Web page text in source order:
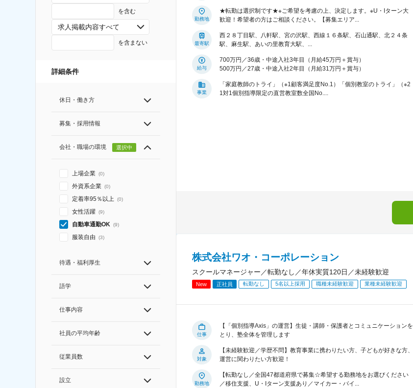
を含む
求人掲載内容すべて
を含まない
詳細条件
休日・働き方
募集・採用情報
会社・職場の環境 選択中
上場企業 (0)
外資系企業 (0)
定着率95％以上 (0)
女性活躍 (9)
自動車通勤OK (9)
服装自由 (3)
待遇・福利厚生
語学
仕事内容
社員の平均年齢
従業員数
設立
勤務地
★転勤は選択制です★※ご希望を考慮の上、決定します。※U・Iターン大
歓迎！希望者の方はご相談ください。【募集エリア...
最寄駅
西２８丁目駅、八軒駅、宮の沢駅、西線１６条駅、石山通駅、北２４条
駅、麻生駅、あいの里教育大駅、...
給与
700万円／36歳・中途入社3年目（月給45万円＋賞与）
500万円／27歳・中途入社2年目（月給31万円＋賞与）
事業
「家庭教師のトライ」（※1顧客満足度No.1）「個別教室のトライ」（※2
1対1個別指導限定の直営教室数全国No....
株式会社ワオ・コーポレーション
スクールマネージャー／転勤なし／年休実質120日／未経験歓迎
New 正社員 転勤なし 5名以上採用 職種未経験歓迎 業種未経験歓迎
仕事
【「個別指導Axis」の運営】生徒・講師・保護者とコミュニケーションを
とり、塾全体を管理します
対象
【未経験歓迎／学歴不問】教育事業に携わりたい方、子どもが好きな方、
運営に関わりたい方歓迎！
勤務地
【転勤なし／全国47都道府県で募集☆希望する勤務地をお選びください
／移住支援、U・Iターン支援あり／マイカー・バイ...